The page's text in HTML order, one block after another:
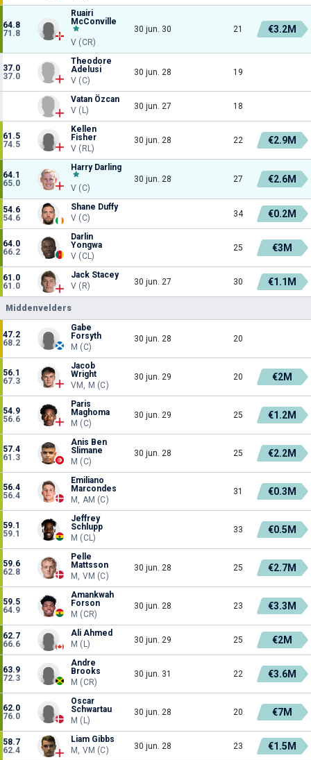
64.8
71.8
Ruairi
McConville
V (CR)
30 jun. 30 21 €3.2M
37.0
37.0
Theodore
Adelusi
V (C)
30 jun. 28 19
Vatan Özcan
V (L)
30 jun. 27 18
61.5
74.5
Kellen
Fisher
V (RL)
30 jun. 28 22 €2.9M
64.1
65.0
Harry Darling
V (C)
30 jun. 28 27 €2.6M
54.6
54.6
Shane Duffy
V (C)
34 €0.2M
64.0
66.2
Darlin
Yongwa
V (CL)
25 €3M
61.0
61.0
Jack Stacey
V (R)
30 jun. 27 30 €1.1M
Middenvelders
47.2
68.2
Gabe
Forsyth
M (C)
30 jun. 28 20
56.1
67.3
Jacob
Wright
VM, M (C)
30 jun. 29 20 €2M
54.9
56.6
Paris
Maghoma
M (C)
30 jun. 29 25 €1.2M
57.4
61.3
Anis Ben
Slimane
M (C)
30 jun. 28 25 €2.2M
56.4
56.4
Emiliano
Marcondes
M, AM (C)
31 €0.3M
59.1
59.1
Jeffrey
Schlupp
M (CL)
33 €0.5M
59.6
62.8
Pelle
Mattsson
M, VM (C)
30 jun. 28 25 €2.7M
59.5
64.9
Amankwah
Forson
M (CR)
30 jun. 28 23 €3.3M
62.7
66.6
Ali Ahmed
M (L)
30 jun. 29 25 €2M
63.9
72.3
Andre
Brooks
M (CR)
30 jun. 31 22 €3.6M
62.0
76.0
Oscar
Schwartau
M (L)
30 jun. 28 20 €7M
58.7
62.4
Liam Gibbs
M, VM (C)
30 jun. 28 23 €1.5M